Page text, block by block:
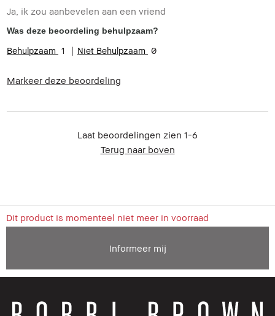
Ja, ik zou aanbevelen aan een vriend
Was deze beoordeling behulpzaam?
1 0
Markeer deze beoordeling
Laat beoordelingen zien 1-6
Terug naar boven
Dit product is momenteel niet meer in voorraad
Informeer mij